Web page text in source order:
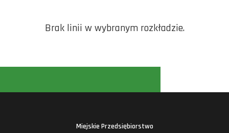
Brak linii w wybranym rozkładzie.
Miejskie Przedsiębiorstwo